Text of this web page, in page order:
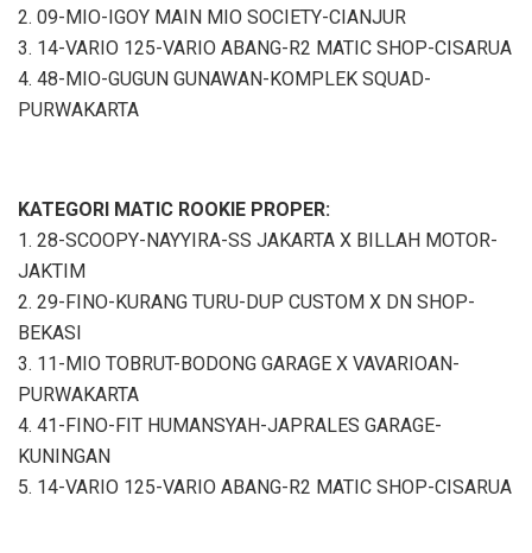
2. 09-MIO-IGOY MAIN MIO SOCIETY-CIANJUR
3. 14-VARIO 125-VARIO ABANG-R2 MATIC SHOP-CISARUA
4. 48-MIO-GUGUN GUNAWAN-KOMPLEK SQUAD-
PURWAKARTA
KATEGORI MATIC ROOKIE PROPER:
1. 28-SCOOPY-NAYYIRA-SS JAKARTA X BILLAH MOTOR-
JAKTIM
2. 29-FINO-KURANG TURU-DUP CUSTOM X DN SHOP-
BEKASI
3. 11-MIO TOBRUT-BODONG GARAGE X VAVARIOAN-
PURWAKARTA
4. 41-FINO-FIT HUMANSYAH-JAPRALES GARAGE-
KUNINGAN
5. 14-VARIO 125-VARIO ABANG-R2 MATIC SHOP-CISARUA